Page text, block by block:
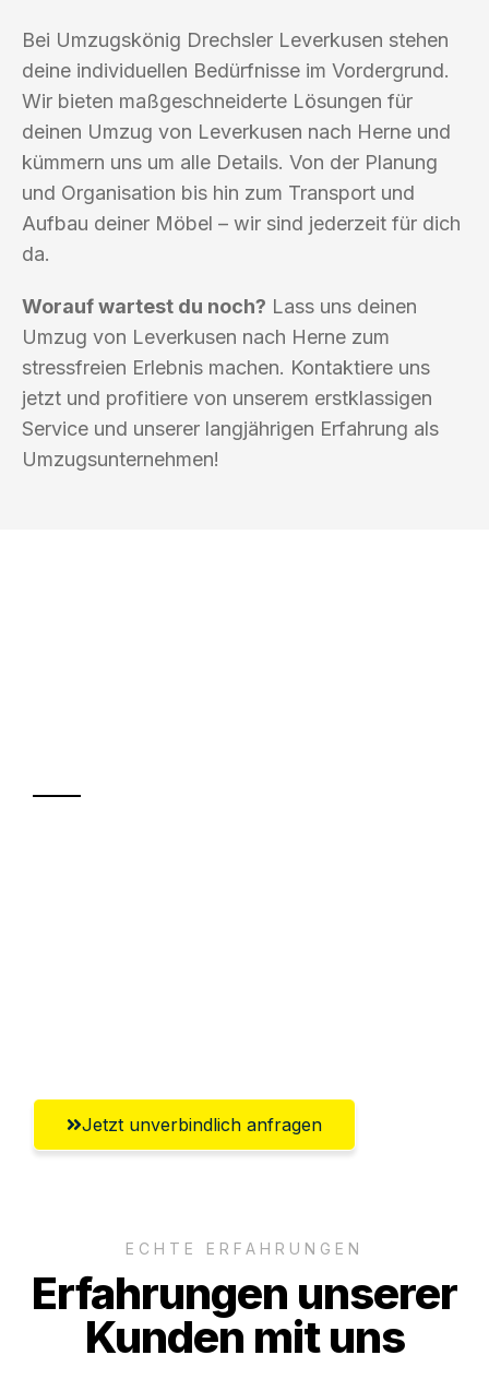
Bei Umzugskönig Drechsler Leverkusen stehen
deine individuellen Bedürfnisse im Vordergrund.
Wir bieten maßgeschneiderte Lösungen für
deinen Umzug von Leverkusen nach Herne und
kümmern uns um alle Details. Von der Planung
und Organisation bis hin zum Transport und
Aufbau deiner Möbel – wir sind jederzeit für dich
da.
Worauf wartest du noch? Lass uns deinen
Umzug von Leverkusen nach Herne zum
stressfreien Erlebnis machen. Kontaktiere uns
jetzt und profitiere von unserem erstklassigen
Service und unserer langjährigen Erfahrung als
Umzugsunternehmen!
Jetzt unverbindlich anfragen
ECHTE ERFAHRUNGEN
Erfahrungen unserer
Kunden mit uns